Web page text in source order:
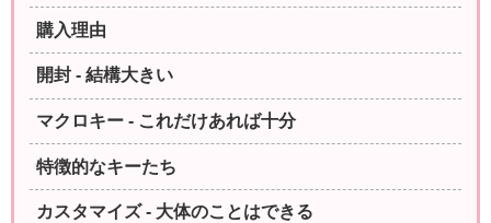
購入理由
開封 - 結構大きい
マクロキー - これだけあれば十分
特徴的なキーたち
カスタマイズ - 大体のことはできる